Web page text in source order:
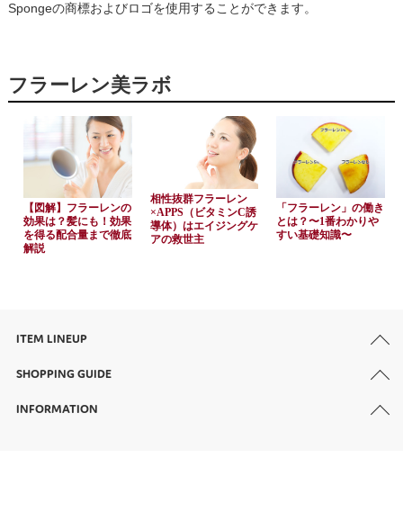
Spongeの商標およびロゴを使用することができます。
フラーレン美ラボ
【図解】フラーレンの
効果は？髪にも！効果
を得る配合量まで徹底
解説
相性抜群フラーレン
×APPS（ビタミンC誘
導体）はエイジングケ
アの救世主
「フラーレン」の働き
とは？〜1番わかりや
すい基礎知識〜
ITEM LINEUP
SHOPPING GUIDE
INFORMATION